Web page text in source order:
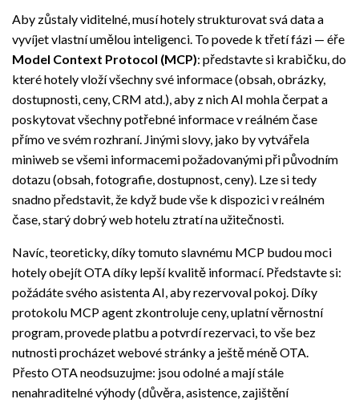
Aby zůstaly viditelné, musí hotely strukturovat svá data a
vyvíjet vlastní umělou inteligenci. To povede k třetí fázi — éře
Model Context Protocol (MCP): představte si krabičku, do
které hotely vloží všechny své informace (obsah, obrázky,
dostupnosti, ceny, CRM atd.), aby z nich AI mohla čerpat a
poskytovat všechny potřebné informace v reálném čase
přímo ve svém rozhraní. Jinými slovy, jako by vytvářela
miniweb se všemi informacemi požadovanými při původním
dotazu (obsah, fotografie, dostupnost, ceny). Lze si tedy
snadno představit, že když bude vše k dispozici v reálném
čase, starý dobrý web hotelu ztratí na užitečnosti.
Navíc, teoreticky, díky tomuto slavnému MCP budou moci
hotely obejít OTA díky lepší kvalitě informací. Představte si:
požádáte svého asistenta AI, aby rezervoval pokoj. Díky
protokolu MCP agent zkontroluje ceny, uplatní věrnostní
program, provede platbu a potvrdí rezervaci, to vše bez
nutnosti procházet webové stránky a ještě méně OTA.
Přesto OTA neodsuzujme: jsou odolné a mají stále
nenahraditelné výhody (důvěra, asistence, zajištění